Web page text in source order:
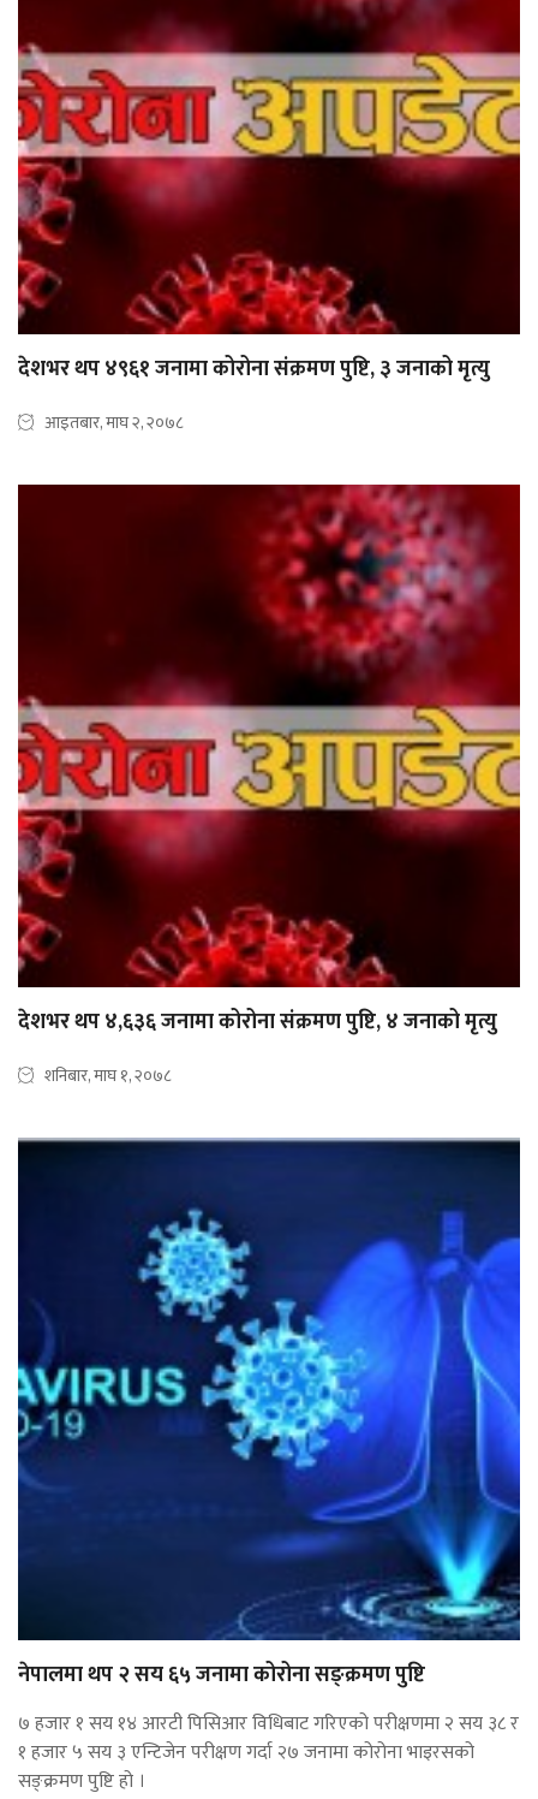
देशभर थप ४९६१ जनामा कोरोना संक्रमण पुष्टि, ३ जनाको मृत्यु
आइतबार, माघ २, २०७८
देशभर थप ४,६३६ जनामा कोरोना संक्रमण पुष्टि, ४ जनाको मृत्यु
शनिबार, माघ १, २०७८
नेपालमा थप २ सय ६५ जनामा कोरोना सङ्क्रमण पुष्टि
७ हजार १ सय १४ आरटी पिसिआर विधिबाट गरिएको परीक्षणमा २ सय ३८ र
१ हजार ५ सय ३ एन्टिजेन परीक्षण गर्दा २७ जनामा कोरोना भाइरसको
सङ्क्रमण पुष्टि हो ।